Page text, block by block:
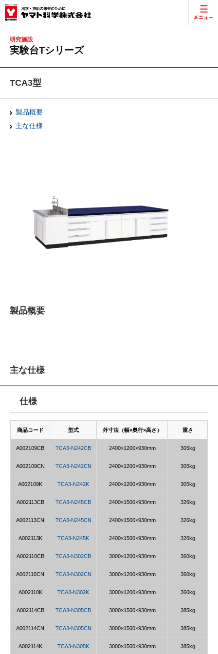
研究施設
実験台Tシリーズ
TCA3型
製品概要
主な仕様
製品概要
主な仕様
仕様
商品コード 型式 外寸法（幅×奥行×高さ） 重さ
A002109CB TCA3-N242CB 2400×1200×930mm 305kg
A002109CN TCA3-N242CN 2400×1200×930mm 305kg
A002109K TCA3-N242K 2400×1200×930mm 305kg
A002113CB TCA3-N245CB 2400×1500×930mm 326kg
A002113CN TCA3-N245CN 2400×1500×930mm 326kg
A002113K TCA3-N245K 2400×1500×930mm 326kg
A002110CB TCA3-N302CB 3000×1200×930mm 360kg
A002110CN TCA3-N302CN 3000×1200×930mm 360kg
A002110K TCA3-N302K 3000×1200×930mm 360kg
A002114CB TCA3-N305CB 3000×1500×930mm 385kg
A002114CN TCA3-N305CN 3000×1500×930mm 385kg
A002114K TCA3-N305K 3000×1500×930mm 385kg